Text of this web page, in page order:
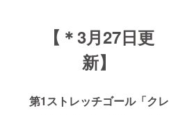
【＊3月27日更
新】
第1ストレッチゴール「クレ